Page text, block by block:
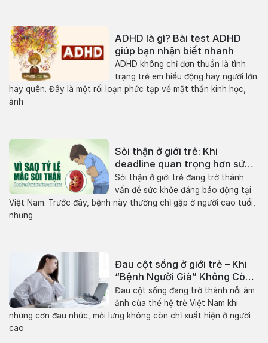
ADHD là gì? Bài test ADHD
giúp bạn nhận biết nhanh
ADHD không chỉ đơn thuần là tình
trạng trẻ em hiếu động hay người lớn
hay quên. Đây là một rối loạn phức tạp về mặt thần kinh học,
ảnh
Sỏi thận ở giới trẻ: Khi
deadline quan trọng hơn sức
khỏe
Sỏi thận ở giới trẻ đang trở thành
vấn đề sức khỏe đáng báo động tại
Việt Nam. Trước đây, bệnh này thường chỉ gặp ở người cao tuổi,
nhưng
Đau cột sống ở giới trẻ – Khi
“Bệnh Người Già” Không Còn
Là Chuyện Của Người Già
Đau cột sống đang trở thành nỗi ám
ảnh của thế hệ trẻ Việt Nam khi
những cơn đau nhức, mỏi lưng không còn chỉ xuất hiện ở người
cao